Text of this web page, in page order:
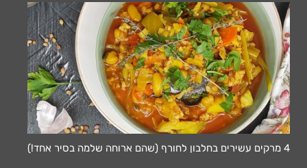
4 מרקים עשירים בחלבון לחורף (שהם ארוחה שלמה בסיר אחד!)